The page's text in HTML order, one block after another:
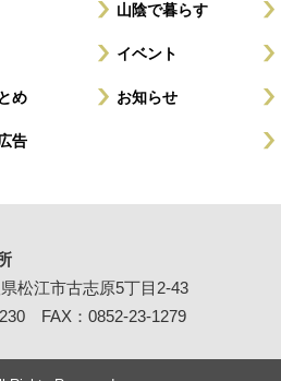
め
告
山陰で暮らす
イベント
お知らせ
松江市古志原5丁目2-43
FAX：0852-23-1279